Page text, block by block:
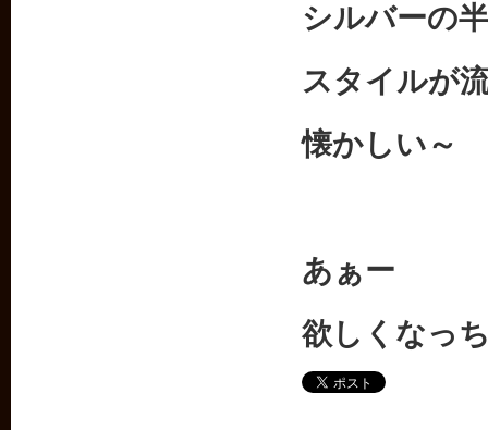
シルバーの
スタイルが
懐かしい～
あぁー
欲しくなっ